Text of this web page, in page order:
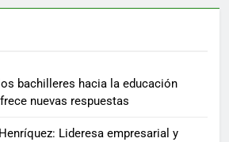
bachilleres hacia la educación
nuevas respuestas
Lideresa empresarial y